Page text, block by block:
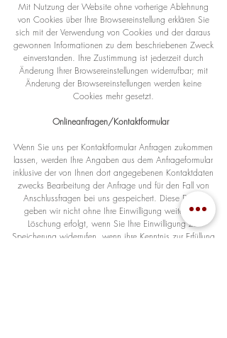
Mit Nutzung der Website ohne vorherige Ablehnung
von Cookies über Ihre Browsereinstellung erklären Sie
sich mit der Verwendung von Cookies und der daraus
gewonnen Informationen zu dem beschriebenen Zweck
einverstanden. Ihre Zustimmung ist jederzeit durch
Änderung Ihrer Browsereinstellungen widerrufbar; mit
Änderung der Browsereinstellungen werden keine
Cookies mehr gesetzt.
Onlineanfragen/Kontaktformular
Wenn Sie uns per Kontaktformular Anfragen zukommen
lassen, werden Ihre Angaben aus dem Anfrageformular
inklusive der von Ihnen dort angegebenen Kontaktdaten
zwecks Bearbeitung der Anfrage und für den Fall von
Anschlussfragen bei uns gespeichert. Diese Daten
geben wir nicht ohne Ihre Einwilligung weiter. Die
Löschung erfolgt, wenn Sie Ihre Einwilligung zur
Speicherung widerrufen, wenn ihre Kenntnis zur Erfüllung